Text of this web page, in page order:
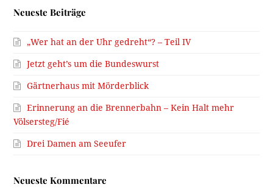
Neueste Beiträge
„Wer hat an der Uhr gedreht“? – Teil IV
Jetzt geht’s um die Bundeswurst
Gärtnerhaus mit Mörderblick
Erinnerung an die Brennerbahn – Kein Halt mehr
Völsersteg/Fié
Drei Damen am Seeufer
Neueste Kommentare